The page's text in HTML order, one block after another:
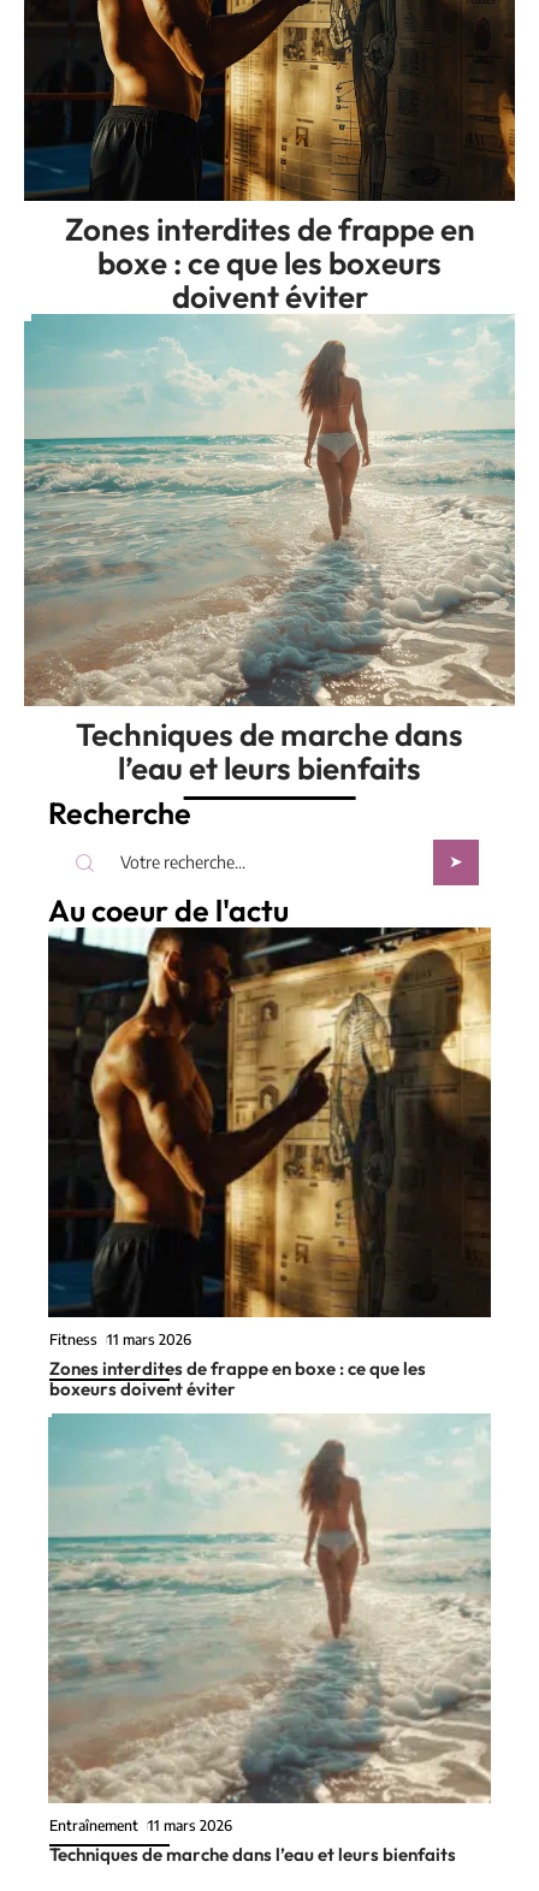
Zones interdites de frappe en
boxe : ce que les boxeurs
doivent éviter
Techniques de marche dans
l’eau et leurs bienfaits
Recherche
Au coeur de l'actu
Fitness 11 mars 2026
Zones interdites de frappe en boxe : ce que les
boxeurs doivent éviter
Entraînement 11 mars 2026
Techniques de marche dans l’eau et leurs bienfaits